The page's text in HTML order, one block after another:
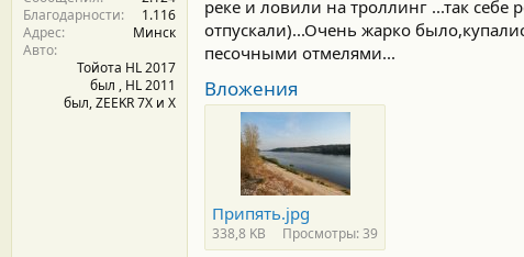
Благодарности
1.116
Адрес
Минск
Авто
Тойота HL 2017
был , HL 2011
был, ZEEKR 7X и Х
реке и ловили на троллинг ...так себе
отпускали)...Очень жарко
песочными отмелями...
Вложения
Припять.jpg
338,8 KB Просмотры: 39